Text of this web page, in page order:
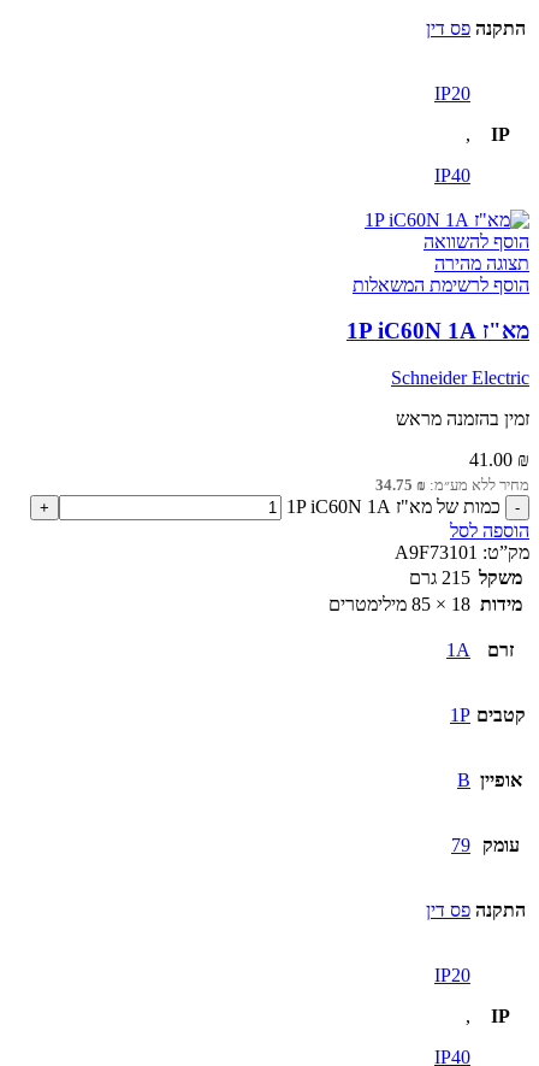
התקנה פס דין
IP
IP20
,
IP40
הוסף להשוואה
תצוגה מהירה
הוסף לרשימת המשאלות
מא"ז 1P iC60N 1A
Schneider Electric
זמין בהזמנה מראש
41.00 ₪
מחיר ללא מע״מ: 34.75 ₪
כמות של מא"ז 1P iC60N 1A
הוספה לסל
מק”ט: A9F73101
משקל 215 גרם
מידות 18 × 85 מילימטרים
זרם 1A
קטבים 1P
אופיין B
עומק 79
התקנה פס דין
IP
IP20
,
IP40